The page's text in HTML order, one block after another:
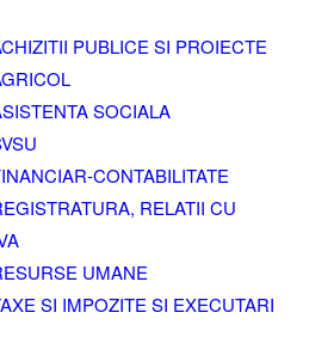
PUBLICE SI PROIECTE
SOCIALA
CONTABILITATE
RELATII CU
UMANE
SI IMPOZITE SI EXECUTARI